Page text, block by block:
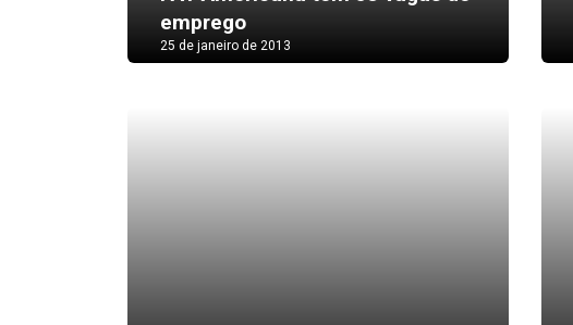
emprego
25 de janeiro de 2013